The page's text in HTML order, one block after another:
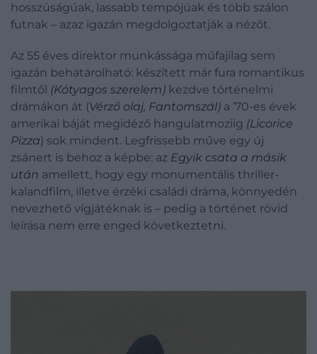
hosszúságúak, lassabb tempójúak és több szálon
futnak – azaz igazán megdolgoztatják a nézőt.
Az 55 éves direktor munkássága műfajilag sem
igazán behatárolható: készített már fura romantikus
filmtől (Kótyagos szerelem) kezdve történelmi
drámákon át (Vérző olaj, Fantomszál) a ’70-es évek
amerikai báját megidéző hangulatmoziig (Licorice
Pizza) sok mindent. Legfrissebb műve egy új
zsánert is behoz a képbe: az Egyik csata a másik
után amellett, hogy egy monumentális thriller-
kalandfilm, illetve érzéki családi dráma, könnyedén
nevezhető vígjátéknak is – pedig a történet rövid
leírása nem erre enged következtetni.